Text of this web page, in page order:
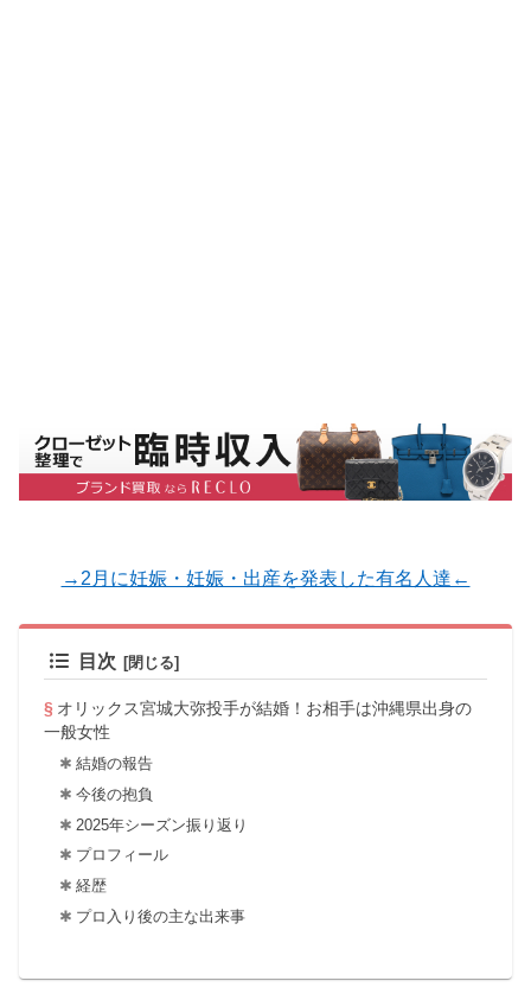
→2月に妊娠・妊娠・出産を発表した有名人達←
目次
オリックス宮城大弥投手が結婚！お相手は沖縄県出身の
一般女性
結婚の報告
今後の抱負
2025年シーズン振り返り
プロフィール
経歴
プロ入り後の主な出来事